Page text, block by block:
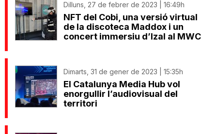
Dilluns, 27 de febrer de 2023 | 16:49h
NFT del Cobi, una versió virtual
de la discoteca Maddox i un
concert immersiu d’Izal al MWC
Dimarts, 31 de gener de 2023 | 15:35h
El Catalunya Media Hub vol
enorgullir l’audiovisual del
territori